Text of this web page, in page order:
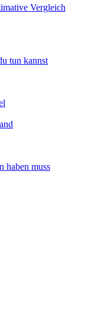
Vergleich
tun kannst
haben muss